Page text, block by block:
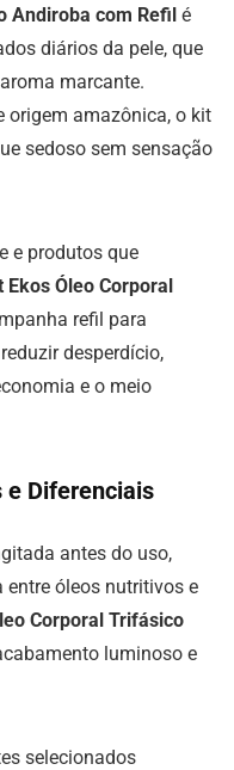
Andiroba com Refil é
diários da pele, que
marcante.
origem amazônica, o kit
sedoso sem sensação
e produtos que
Ekos Óleo Corporal
refil para
desperdício,
e o meio
Diferenciais
antes do uso,
óleos nutritivos e
Corporal Trifásico
luminoso e
selecionados